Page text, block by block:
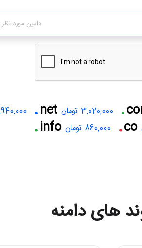
. 3,020,000 تومان net
.
1,940,000
co
. 860,000 تومان info
.
های دامنه